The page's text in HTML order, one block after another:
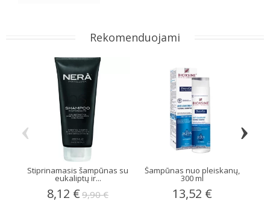
Rekomenduojami
Stiprinamasis šampūnas su
eukaliptų ir...
8,12 € 9,90 €
Šampūnas nuo pleiskanų,
300 ml
13,52 €
‹ ›